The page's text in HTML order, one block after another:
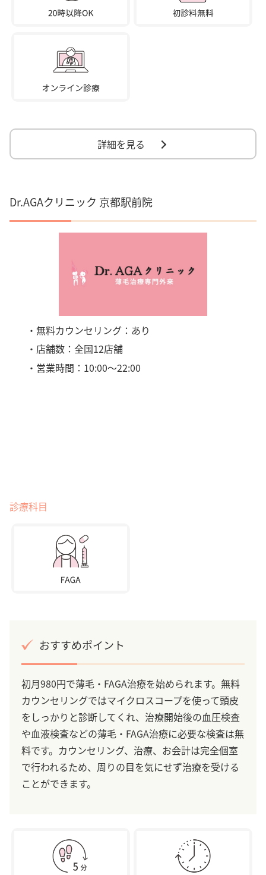
詳細を見る
Dr.AGAクリニック 京都駅前院
・無料カウンセリング：あり
・店舗数：全国12店舗
・営業時間：10:00～22:00
診療科目
おすすめポイント
初月980円で薄毛・FAGA治療を始められます。無料
カウンセリングではマイクロスコープを使って頭皮
をしっかりと診断してくれ、治療開始後の血圧検査
や血液検査などの薄毛・FAGA治療に必要な検査は無
料です。カウンセリング、治療、お会計は完全個室
で行われるため、周りの目を気にせず治療を受ける
ことができます。